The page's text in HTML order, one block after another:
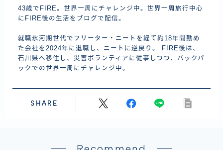
43歳でFIRE。世界一周にチャレンジ中。世界一周旅行中心
にFIRE後の生活をブログで配信。
就職氷河期世代でフリーター・ニートを経て約18年間勤め
た会社を2024年に退職し、ニートに逆戻り。 FIRE後は、
石川県へ移住し、災害ボランティアに従事しつつ、バックパ
ックでの世界一周にチャレンジ中。
SHARE